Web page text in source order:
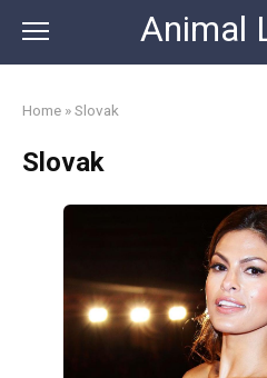
content
Animal
Home »Slovak
Slovak